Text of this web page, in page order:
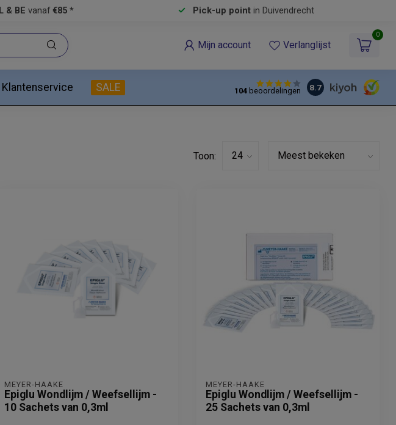
& BE vanaf €85 * Pick-up pointin Duivendrecht
Mijn account Verlanglijst
0
Klantenservice SALE 104beoordelingen 8.7
Toon:
MEYER-HAAKE
Epiglu Wondlijm / Weefsellijm -
10 Sachets van 0,3ml
MEYER-HAAKE
Epiglu Wondlijm / Weefsellijm -
25 Sachets van 0,3ml